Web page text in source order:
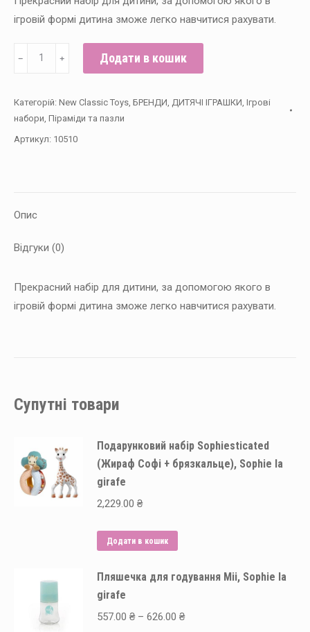
ігровій формі дитина зможе легко навчитися рахувати.
Навчальний
New
Classic
Toys
﹣ ﹢ Додати в кошик
Категорій: New Classic Toys БРЕНДИ ДИТЯЧІ ІГРАШКИ Ігрові
набори Піраміди та пазли
Артикул: 10510
Опис
Відгуки (0)
Прекрасний набір для дитини, за допомогою якого в
ігровій формі дитина зможе легко навчитися рахувати.
Супутні товари
Подарунковий набір Sophiesticated
(Жираф Софі + брязкальце), Sophie la
girafe
2,229.00 ₴
Додати в кошик
Пляшечка для годування Mii, Sophie la
girafe
557.00 ₴ – 626.00 ₴Price